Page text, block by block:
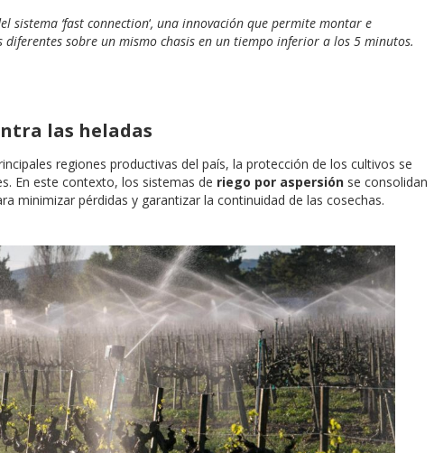
sistema ‘fast connection‘, una innovación que permite montar e
sobre un mismo chasis en un tiempo inferior a los 5 minutos.
las heladas
regiones productivas del país, la protección de los cultivos se
En este contexto, los sistemas de riego por aspersión se consolidan
minimizar pérdidas y garantizar la continuidad de las cosechas.